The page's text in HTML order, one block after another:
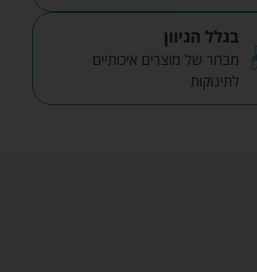
בגלל הגיוון
מבחר של מוצרים איכותיים
לתינוקות